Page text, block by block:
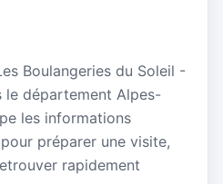
Boulangeries du Soleil -
le département Alpes-
les informations
préparer une visite,
rapidement